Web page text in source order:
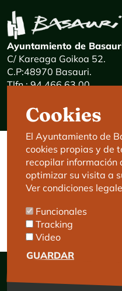
Cookies
El Ayuntamiento de
cookies propias y de
recopilar información
optimizar su visita a
Ver condiciones
Funcionales
Tracking
Video
GUARDAR
Ayuntamiento de
C/ Kareaga Goikoa 52.
C.P:48970 Basauri.
Tlfn.: 94 466 63 00
E-mail: haz@basauri.eus
CONTACTO
Basauri le atiende
Cita previa